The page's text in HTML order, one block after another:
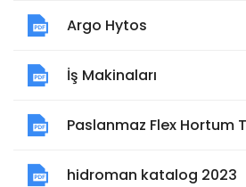
Argo Hytos
İş Makinaları
Paslanmaz Flex Hortum
hidroman katalog 2023